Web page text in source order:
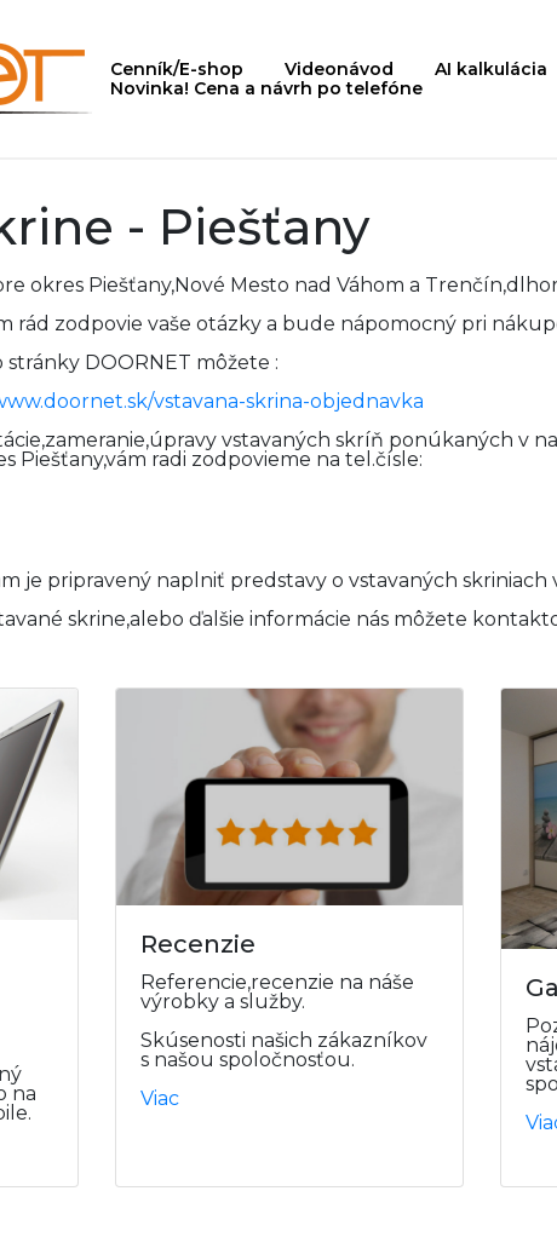
Cenník/E-shop Videonávod AI kalkulácia
Novinka! Cena a návrh po telefóne
- Piešťany
okres Piešťany,Nové Mesto nad Váhom a
rád zodpovie vaše otázky a bude nápomocný pri
DOORNET môžete :
vstavana-skrina-objednavka
vstavaných skríň ponúkaných v
Piešťany,vám radi zodpovieme na tel.čísle:
je pripravený naplniť predstavy o vstavaných skriniach
skrine,alebo ďalšie informácie nás môžete
na
Recenzie
Referencie,recenzie na náše
výrobky a služby.
Skúsenosti našich zákazníkov
s našou spoločnosťou.
Viac